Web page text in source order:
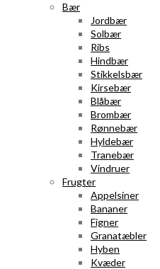
Bær
Jordbær
Solbær
Ribs
Hindbær
Stikkelsbær
Kirsebær
Blåbær
Brombær
Rønnebær
Hyldebær
Tranebær
Vindruer
Frugter
Appelsiner
Bananer
Figner
Granatæbler
Hyben
Kvæder